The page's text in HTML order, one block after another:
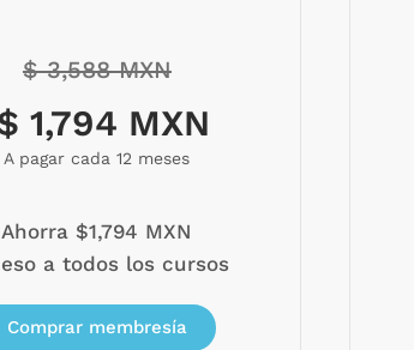
$ 3,588 MXN
1,794 MXN
A pagar cada 12 meses
Ahorra $1,794 MXN
a todos los cursos
Comprar membresía